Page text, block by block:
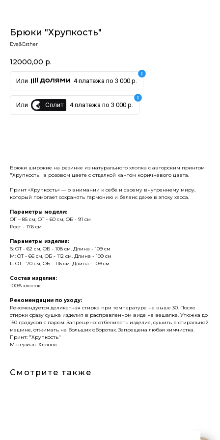
Брюки "Хрупкость"
Eve&Esther
12000,00 р.
Или 4 платежа по 3 000 р.
Или Сплит 4 платежа по 3 000 р.
Брюки широкие на резинке из натурального хлопка с авторским принтом
"Хрупкость" в розовом цвете с отделкой кантом коричневого цвета.
Принт «Хрупкость» — о внимании к себе и своему внутреннему миру,
который помогает сохранять гармонию и баланс даже в эпоху хаоса.
Параметры модели:
ОГ – 85 см, ОТ – 60 см, ОБ - 91 см
Рост - 176 см
Параметры изделия:
S: ОТ - 62 см, ОБ - 108 см. Длина - 109 см
M: ОТ - 66 см, ОБ - 112 см. Длина - 109 см
L: ОТ - 70 см, ОБ - 116 см. Длина - 109 см
Состав изделия:
100% хлопок
Рекомендации по уходу:
Рекомендуется деликатная стирка при температуре не выше 30. После
стирки сразу сушка изделия в расправленном виде на вешалке. Утюжка до
150 градусов с паром. Запрещено: отбеливать изделие, сушить в стиральной
машине, отжимать на больших оборотах. Запрещена любая химчистка.
Принт: "Хрупкость"
Материал: Хлопок
Смотрите также